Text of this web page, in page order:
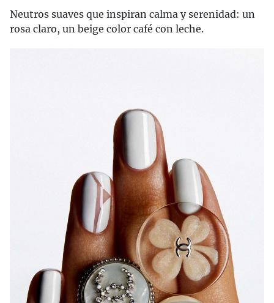
Neutros suaves que inspiran calma y serenidad: un
rosa claro, un beige color café con leche.